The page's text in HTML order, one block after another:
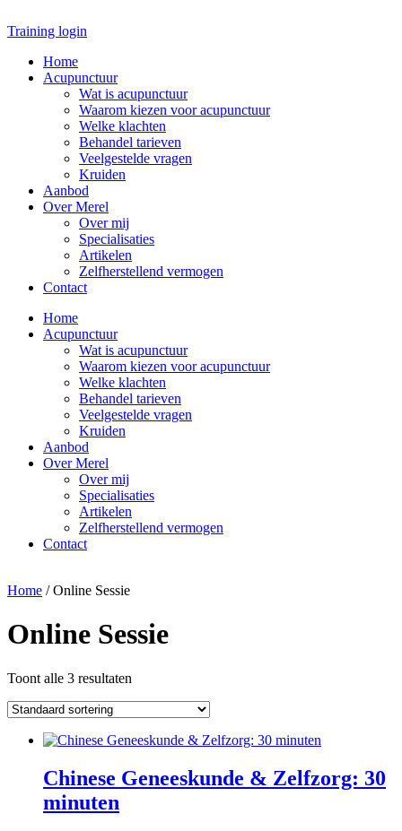
naar
inhoud
Training login
Home
Acupunctuur
Wat is acupunctuur
Waarom kiezen voor acupunctuur
Welke klachten
Behandel tarieven
Veelgestelde vragen
Kruiden
Aanbod
Over Merel
Over mij
Specialisaties
Artikelen
Zelfherstellend vermogen
Contact
Home
Acupunctuur
Wat is acupunctuur
Waarom kiezen voor acupunctuur
Welke klachten
Behandel tarieven
Veelgestelde vragen
Kruiden
Aanbod
Over Merel
Over mij
Specialisaties
Artikelen
Zelfherstellend vermogen
Contact
Home / Online Sessie
Online Sessie
Toont alle 3 resultaten
Chinese Geneeskunde & Zelfzorg: 30
minuten